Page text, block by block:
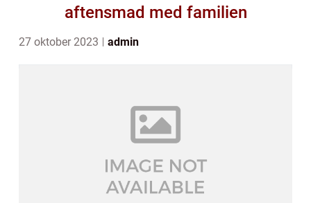
aftensmad med familien
27 oktober 2023 admin